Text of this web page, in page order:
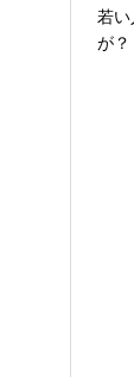
若い
が？